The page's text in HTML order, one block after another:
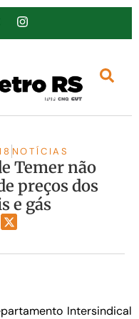
NOTÍCIAS
Temer não
preços dos
e gás
Intersindical